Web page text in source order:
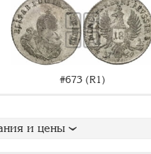
#673 (R1)
и цены